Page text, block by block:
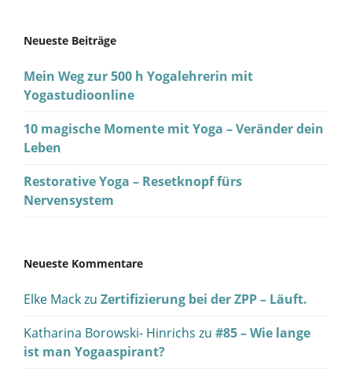
Neueste Beiträge
Mein Weg zur 500 h Yogalehrerin mit
Yogastudioonline
10 magische Momente mit Yoga – Veränder dein
Leben
Restorative Yoga – Resetknopf fürs
Nervensystem
Neueste Kommentare
Elke Mackzu Zertifizierung bei der ZPP – Läuft.
Katharina Borowski- Hinrichs zu #85 – Wie lange
ist man Yogaaspirant?